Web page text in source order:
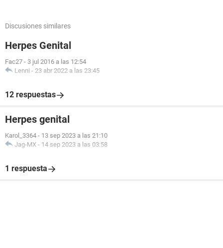
Discusiones similares
Herpes Genital
Fac27 - 3 jul 2016 a las 12:54
Lenni - 23 abr 2022 a las 23:45
12 respuestas
Herpes genital
Karol_3364 - 13 sep 2023 a las 21:10
Jag-MX - 14 sep 2023 a las 03:58
1 respuesta